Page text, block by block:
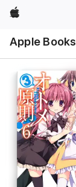
Apple
Apple Books
ル